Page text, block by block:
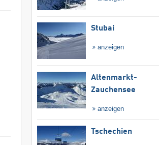
Stubai
anzeigen
Altenmarkt-
Zauchensee
anzeigen
Tschechien